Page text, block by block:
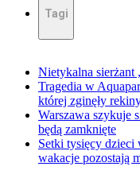
Tagi
Nietykalna sierżant
Tragedia w
której zginęły
Warszawa szykuje
będą zamknięte
Setki tysięcy
wakacje pozostają